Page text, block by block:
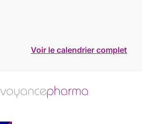
Voir le calendrier complet